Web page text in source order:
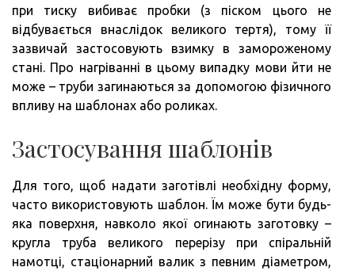
при тиску вибиває пробки (з піском цього не
відбувається внаслідок великого тертя), тому її
зазвичай застосовують взимку в замороженому
стані. Про нагріванні в цьому випадку мови йти не
може – труби загинаються за допомогою фізичного
впливу на шаблонах або роликах.
Застосування шаблонів
Для того, щоб надати заготівлі необхідну форму,
часто використовують шаблон. Їм може бути будь-
яка поверхня, навколо якої огинають заготовку –
кругла труба великого перерізу при спіральній
намотці, стаціонарний валик з певним діаметром,